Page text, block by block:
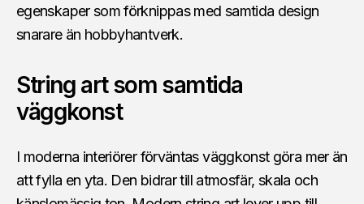
egenskaper som förknippas med samtida design
snarare än hobbyhantverk.
String art som samtida
väggkonst
I moderna interiörer förväntas väggkonst göra mer än
att fylla en yta. Den bidrar till atmosfär, skala och